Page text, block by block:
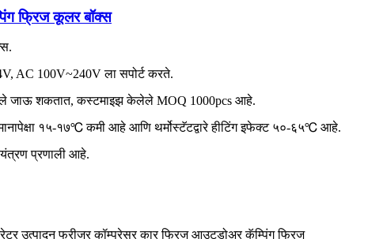
फ्रिज कूलर बॉक्स
AC 100V~240V ला सपोर्ट करते.
जाऊ शकतात, कस्टमाइझ केलेले MOQ 1000pcs आहे.
१५-१७℃ कमी आहे आणि थर्मोस्टॅटद्वारे हीटिंग इफेक्ट ५०-६५℃ आहे.
प्रणाली आहे.